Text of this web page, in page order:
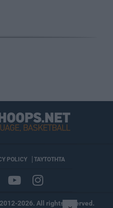
POLICY ΤΑΥΤΟΤΗΤΑ
2026. All rights reserved.